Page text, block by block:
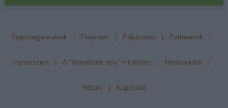
Sajtómegjelenések Projektek Pályázatok Partnereink
Impresszum A "Kutyabarát hely" minősítés Médiaajánlat
Rólunk Kapcsolat